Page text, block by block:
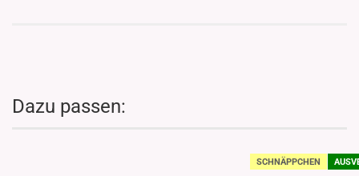
Dazu passen:
SCHNÄPPCHEN